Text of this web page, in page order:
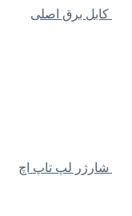
کابل برق اصلی
شارژر لپ تاپ اچ